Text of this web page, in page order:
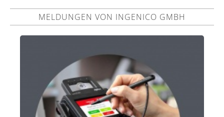
MELDUNGEN VON INGENICO GMBH